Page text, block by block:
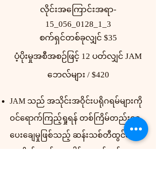
လိုင်းအကြောင်းအရာ-
15_056_0128_1_3
စက်ရှင်တစ်ခုလျှင် $35
ပံ့ပိုးမှုအစီအစဉ်ဖြင့် 12 ပတ်လျှင် JAM
ဘေလ်များ / $420
JAM သည် အသိုင်းအဝိုင်းပရိုဂရမ်များကို
ဝင်ရောက်ကြည့်ရှုရန် တစ်ကြိမ်တည်းငွေ
ပေးချေမှုဖြစ်သည့် ဆန်းသစ်တီထွင်သော